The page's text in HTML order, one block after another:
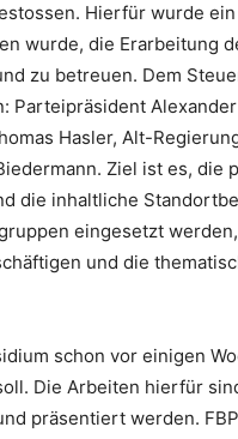
Hierfür wurde
wurde, die Erarbeitung
zu betreuen. Dem
Parteipräsident
Hasler, Alt-
Ziel ist es, die
die inhaltliche
eingesetzt
und die
schon vor einigen
Die Arbeiten hierfür
präsentiert werden.